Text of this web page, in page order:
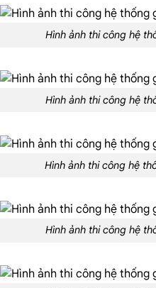
Hình ảnh thi công hệ
Hình ảnh thi công hệ
Hình ảnh thi công hệ
Hình ảnh thi công hệ